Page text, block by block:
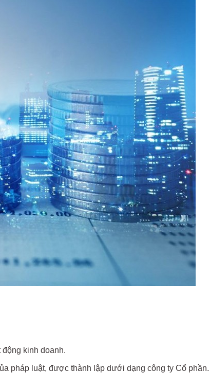
kinh doanh.
pháp luật, được thành lập dưới dạng công ty Cổ phần.